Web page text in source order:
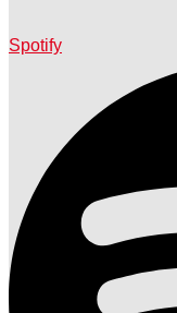
Spotify